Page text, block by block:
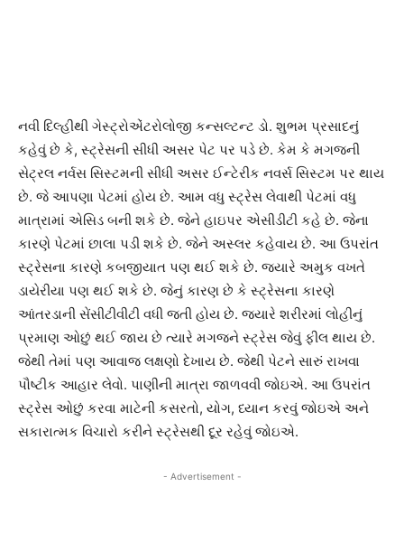
નવી દિલ્હીથી ગેસ્ટ્રોએંટરોલોજી કન્સલ્ટન્ટ ડો. શુભમ પ્રસાદનું
કહેવું છે કે, સ્ટ્રેસની સીધી અસર પેટ પર પડે છે. કેમ કે મગજની
સેટ્રલ નર્વસ સિસ્ટમની સીધી અસર ઈન્ટેરીક નવર્સ સિસ્ટમ પર થાય
છે. જે આપણા પેટમાં હોય છે. આમ વધુ સ્ટ્રેસ લેવાથી પેટમાં વધુ
માત્રામાં એસિડ બની શકે છે. જેને હાઇપર એસીડીટી કહે છે. જેના
કારણે પેટમાં છાલા પડી શકે છે. જેને અસ્લર કહેવાય છે. આ ઉપરાંત
સ્ટ્રેસના કારણે કબજીયાત પણ થઈ શકે છે. જ્યારે અમુક વખતે
ડાયેરીયા પણ થઈ શકે છે. જેનું કારણ છે કે સ્ટ્રેસના કારણે
આંતરડાની સેંસીટીવીટી વધી જતી હોય છે. જયારે શરીરમાં લોહીનું
પ્રમાણ ઓછું થઈ જાય છે ત્યારે મગજને સ્ટ્રેસ જેવું ફીલ થાય છે.
જેથી તેમાં પણ આવાજ લક્ષણો દેખાય છે. જેથી પેટને સારું રાખવા
પૌષ્ટીક આહાર લેવો. પાણીની માત્રા જાળવવી જોઇએ. આ ઉપરાંત
સ્ટ્રેસ ઓછું કરવા માટેની કસરતો, યોગ, ધ્યાન કરવું જોઇએ અને
સકારાત્મક વિચારો કરીને સ્ટ્રેસથી દૂર રહેવું જોઇએ.
- Advertisement -